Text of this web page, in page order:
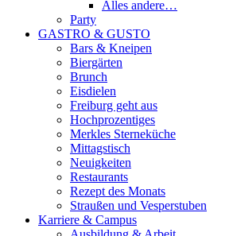
Alles andere…
Party
GASTRO & GUSTO
Bars & Kneipen
Biergärten
Brunch
Eisdielen
Freiburg geht aus
Hochprozentiges
Merkles Sterneküche
Mittagstisch
Neuigkeiten
Restaurants
Rezept des Monats
Straußen und Vesperstuben
Karriere & Campus